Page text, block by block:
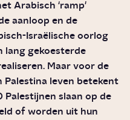
Arabisch ‘ramp'
aanloop en de
Israëlische oorlog
lang gekoesterde
Maar voor de
Palestina leven betekent
Palestijnen slaan op de
of worden uit hun